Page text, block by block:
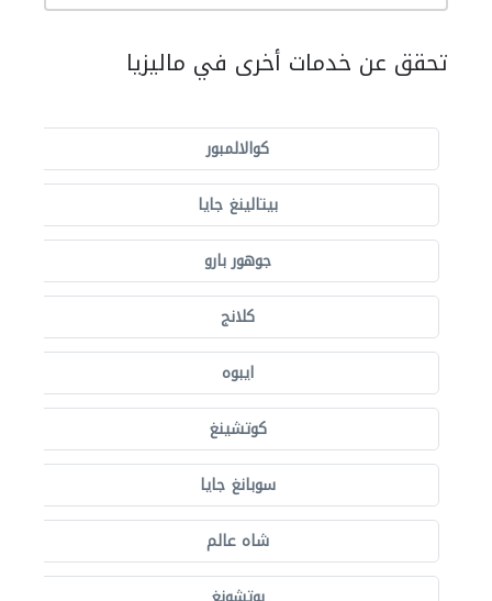
تحقق عن خدمات أخرى في ماليزيا
كوالالمبور
بيتالينغ جايا
جوهور بارو
كلانج
ايبوه
كوتشينغ
سوبانغ جايا
شاه عالم